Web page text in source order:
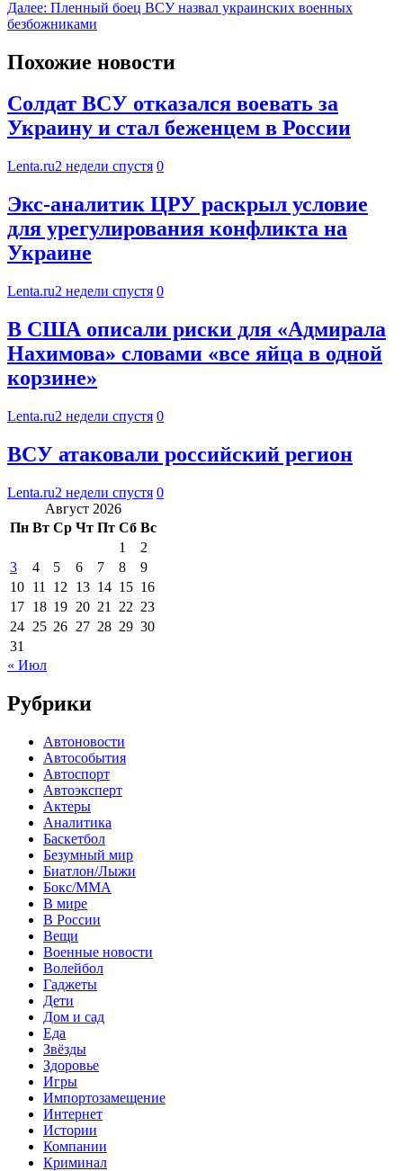
Далее: Пленный боец ВСУ назвал украинских военных
безбожниками
Похожие новости
Солдат ВСУ отказался воевать за
Украину и стал беженцем в России
Lenta.ru2 недели спустя 0
Экс-аналитик ЦРУ раскрыл условие
для урегулирования конфликта на
Украине
Lenta.ru2 недели спустя 0
В США описали риски для «Адмирала
Нахимова» словами «все яйца в одной
корзине»
Lenta.ru2 недели спустя 0
ВСУ атаковали российский регион
Lenta.ru2 недели спустя 0
Август 2026
Пн Вт Ср Чт Пт Сб Вс
1
2
3
4 5 6 7 8
9
10 11 12 13 14 15 16
17 18 19 20 21 22 23
24 25 26 27 28 29 30
31
« Июл
Рубрики
Автоновости
Автособытия
Автоспорт
Автоэксперт
Актеры
Аналитика
Баскетбол
Безумный мир
Биатлон/Лыжи
Бокс/MMA
В мире
В России
Вещи
Военные новости
Волейбол
Гаджеты
Дети
Дом и сад
Еда
Звёзды
Здоровье
Игры
Импортозамещение
Интернет
Истории
Компании
Криминал